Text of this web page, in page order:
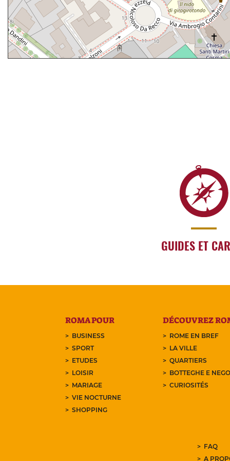
GUIDES ET
ROMA POUR
BUSINESS
SPORT
ETUDES
LOISIR
MARIAGE
VIE NOCTURNE
SHOPPING
DÉCOUVREZ
ROME EN BREF
LA VILLE
QUARTIERS
BOTTEGHE E
CURIOSITÉS
FAQ
A